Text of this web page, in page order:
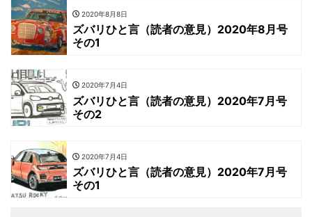
2020年8月8日
ズバリひと言（読者の意見）2020年8月号
その1
2020年7月4日
ズバリひと言（読者の意見）2020年7月号
その2
2020年7月4日
ズバリひと言（読者の意見）2020年7月号
その1